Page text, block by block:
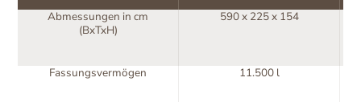
Abmessungen in cm
(BxTxH)
590 x 225 x 154
Fassungsvermögen 11.500 l